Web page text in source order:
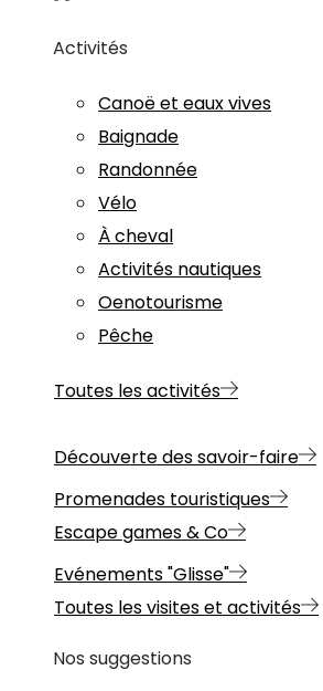
Activités
Canoë et eaux vives
Baignade
Randonnée
Vélo
À cheval
Activités nautiques
Oenotourisme
Pêche
Toutes les activités
Découverte des savoir-faire
Promenades touristiques
Escape games & Co
Evénements "Glisse"
Toutes les visites et activités
Nos suggestions